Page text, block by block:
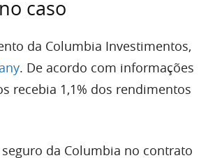
caso
da Columbia Investimentos,
. De acordo com informações
recebia 1,1% dos rendimentos
da Columbia no contrato